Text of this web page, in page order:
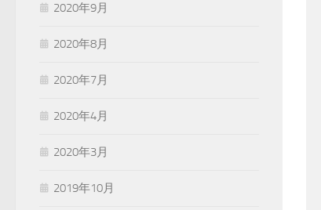
2020年9月
2020年8月
2020年7月
2020年4月
2020年3月
2019年10月